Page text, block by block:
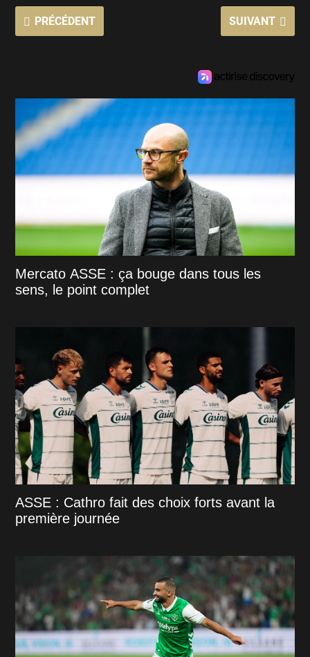
PRÉCÉDENT SUIVANT
Mercato ASSE : ça bouge dans tous les
sens, le point complet
ASSE : Cathro fait des choix forts avant la
première journée